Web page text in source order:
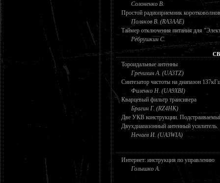
Солоненко В.
Простой радиоприемник
Поляков В. (RA3AAE)
Таймер отключения питания для
Рёбрушкин С.
Тороидальные антенны
Гречихин А. (UA3TZ)
Синтезатор частоты на диапазон 137кГц
Филенко Н. (UA9XBI)
Кварцевый фильтр трансивера
Брагин Г. (RZ4HK)
Две УКВ конструкции.
Двухдиапазонный антенный усилитель.
Нечаев И. (UA3WIA)
Интернет: инструкция по управлению
Голышко А.